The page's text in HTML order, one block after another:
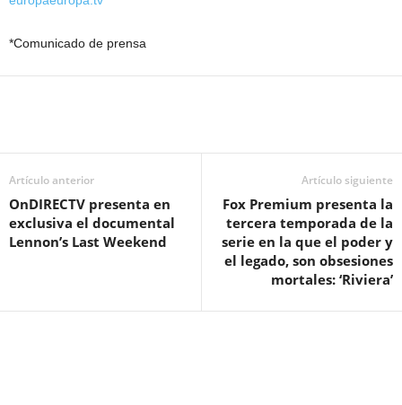
*Comunicado de prensa
Artículo anterior
OnDIRECTV presenta en
exclusiva el documental
Lennon’s Last Weekend
Artículo siguiente
Fox Premium presenta la
tercera temporada de la
serie en la que el poder y
el legado, son obsesiones
mortales: ‘Riviera’